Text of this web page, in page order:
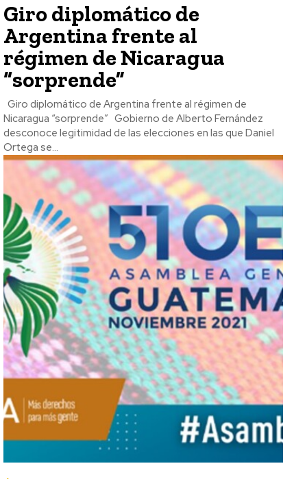
Giro diplomático de
Argentina frente al
régimen de Nicaragua
“sorprende”
Giro diplomático de Argentina frente al régimen de
Nicaragua “sorprende” Gobierno de Alberto Fernández
desconoce legitimidad de las elecciones en las que Daniel
Ortega se...